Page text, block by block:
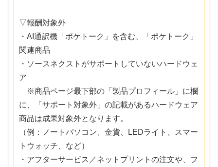
▽報酬対象外
・AI通訳機「ポケトーク」を含む、「ポケトーク」
関連商品
・ソースネクストがサポートしていないハードウェ
ア
※商品ページ最下部の「製品プロフィール」に欄
に、「サポート対象外」の記載があるハードウェア
商品は成果対象外となります。
（例：ノートパソコン、金貨、LEDライト、スマー
トウォッチ、など）
・アフターサービス／ネットプリントの注文や、フ